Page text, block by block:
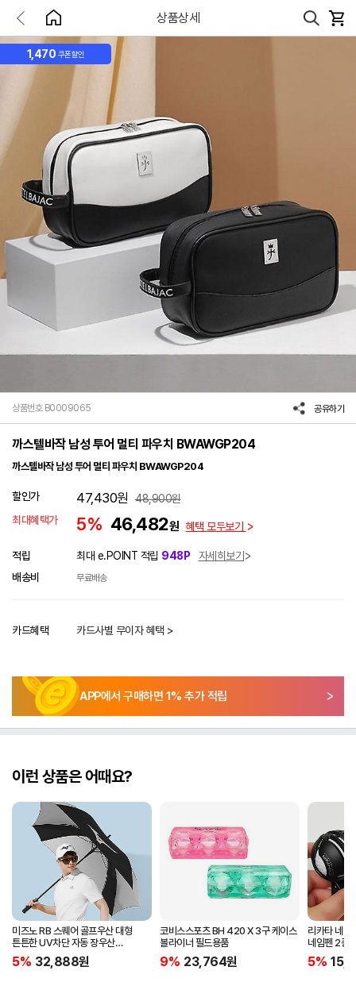
상품상세
1,470 쿠폰할인
상품번호 B0009065 공유하기
까스텔바작 남성 투어 멀티 파우치 BWAWGP204
까스텔바작 남성 투어 멀티 파우치 BWAWGP204
할인가 47,430원 48,900원
최대혜택가
5% 46,482원 혜택 모두보기
적립 최대 e.POINT 적립 948P
자세히보기
배송비
무료배송
카드혜택 카드사별 무이자 혜택 >
APP에서 구매하면 1% 추가 적립
이런 상품은 어때요?
미즈노 RB 스퀘어 골프우산 대형
튼튼한 UV차단 자동 장우산
5LKY22100
5% 32,888원
코비스스포츠 BH 420 X 3구 케이스
볼라이너 필드용품
9% 23,764원
리카타 네비
네임펜 2종
5%